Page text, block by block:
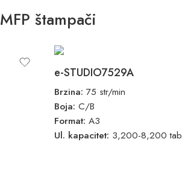
MFP štampači
e-STUDIO7529A
Brzina: 75 str/min
Boja: C/B
Format: A3
Ul. kapacitet: 3,200-8,200 tab